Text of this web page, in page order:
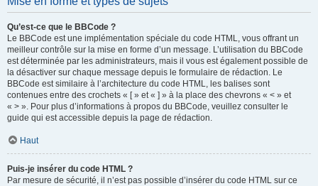
Qu’est-ce que le BBCode ?
Le BBCode est une implémentation spéciale du code HTML, vous offrant un
meilleur contrôle sur la mise en forme d’un message. L’utilisation du BBCode
est déterminée par les administrateurs, mais il vous est également possible de
la désactiver sur chaque message depuis le formulaire de rédaction. Le
BBCode est similaire à l’architecture du code HTML, les balises sont
contenues entre des crochets « [ » et « ] » à la place des chevrons « < » et
« > ». Pour plus d’informations à propos du BBCode, veuillez consulter le
guide qui est accessible depuis la page de rédaction.
Haut
Puis-je insérer du code HTML ?
Par mesure de sécurité, il n’est pas possible d’insérer du code HTML sur ce